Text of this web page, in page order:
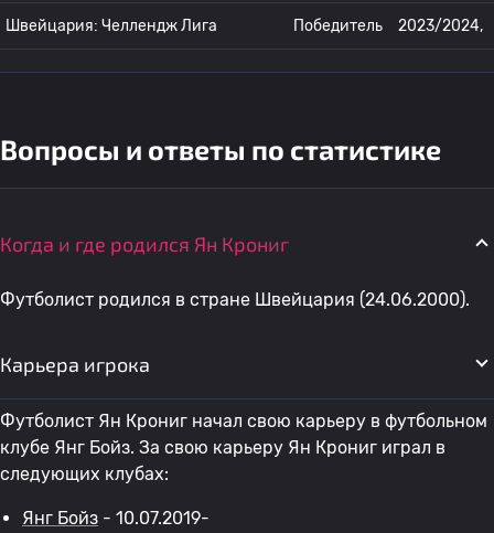
Швейцария: Челлендж Лига Победитель 2023/2024,
Вопросы и ответы по статистике
Когда и где родился Ян Крониг
Футболист родился в стране Швейцария (24.06.2000).
Карьера игрока
Футболист Ян Крониг начал свою карьеру в футбольном
клубе Янг Бойз. За свою карьеру Ян Крониг играл в
следующих клубах:
Янг Бойз - 10.07.2019-